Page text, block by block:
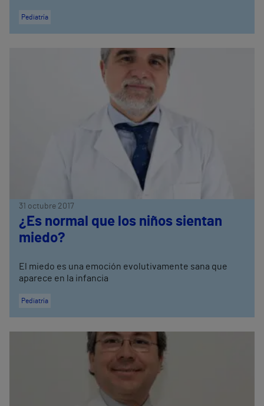
Pediatría
31 octubre 2017
¿Es normal que los niños sientan
miedo?
El miedo es una emoción evolutivamente sana que
aparece en la infancia
Pediatría